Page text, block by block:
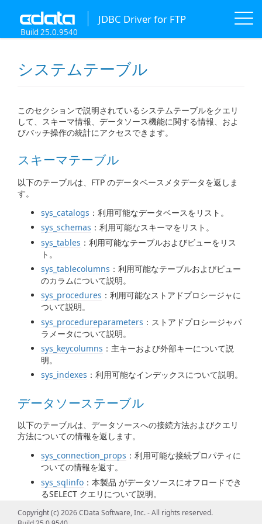
JDBC Driver for FTP
Build 25.0.9540
システムテーブル
このセクションで説明されているシステムテーブルをクエリ
して、スキーマ情報、データソース機能に関する情報、およ
びバッチ操作の統計にアクセスできます。
スキーマテーブル
以下のテーブルは、FTP のデータベースメタデータを返しま
す。
sys_catalogs ：利用可能なデータベースをリスト。
sys_schemas ：利用可能なスキーマをリスト。
sys_tables ：利用可能なテーブルおよびビューをリス
ト。
sys_tablecolumns ：利用可能なテーブルおよびビュー
のカラムについて説明。
sys_procedures ：利用可能なストアドプロシージャに
ついて説明。
sys_procedureparameters ：ストアドプロシージャパ
ラメータについて説明。
sys_keycolumns ：主キーおよび外部キーについて説
明。
sys_indexes ：利用可能なインデックスについて説明。
データソーステーブル
以下のテーブルは、データソースへの接続方法およびクエリ
方法についての情報を返します。
sys_connection_props ：利用可能な接続プロパティに
ついての情報を返す。
sys_sqlinfo ：本製品 がデータソースにオフロードでき
るSELECT クエリについて説明。
Copyright (c) 2026 CData Software, Inc. - All rights reserved.